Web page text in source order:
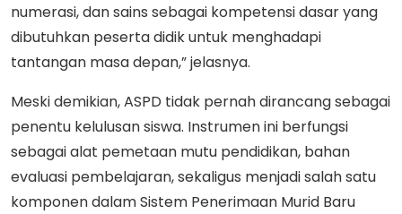
numerasi, dan sains sebagai kompetensi dasar yang
dibutuhkan peserta didik untuk menghadapi
tantangan masa depan,” jelasnya.
Meski demikian, ASPD tidak pernah dirancang sebagai
penentu kelulusan siswa. Instrumen ini berfungsi
sebagai alat pemetaan mutu pendidikan, bahan
evaluasi pembelajaran, sekaligus menjadi salah satu
komponen dalam Sistem Penerimaan Murid Baru